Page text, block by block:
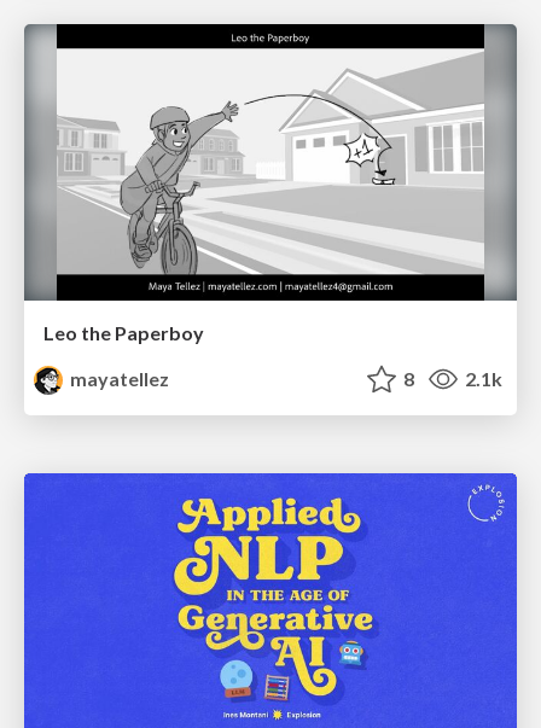
Leo the Paperboy
mayatellez
8 2.1k